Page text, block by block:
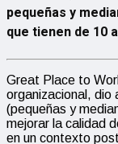
pequeñas y
que tienen de 10
Great Place to
organizacional, dio
(pequeñas y
mejorar la calidad
en un contexto